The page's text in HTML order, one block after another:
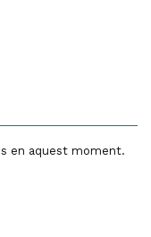
en aquest moment.